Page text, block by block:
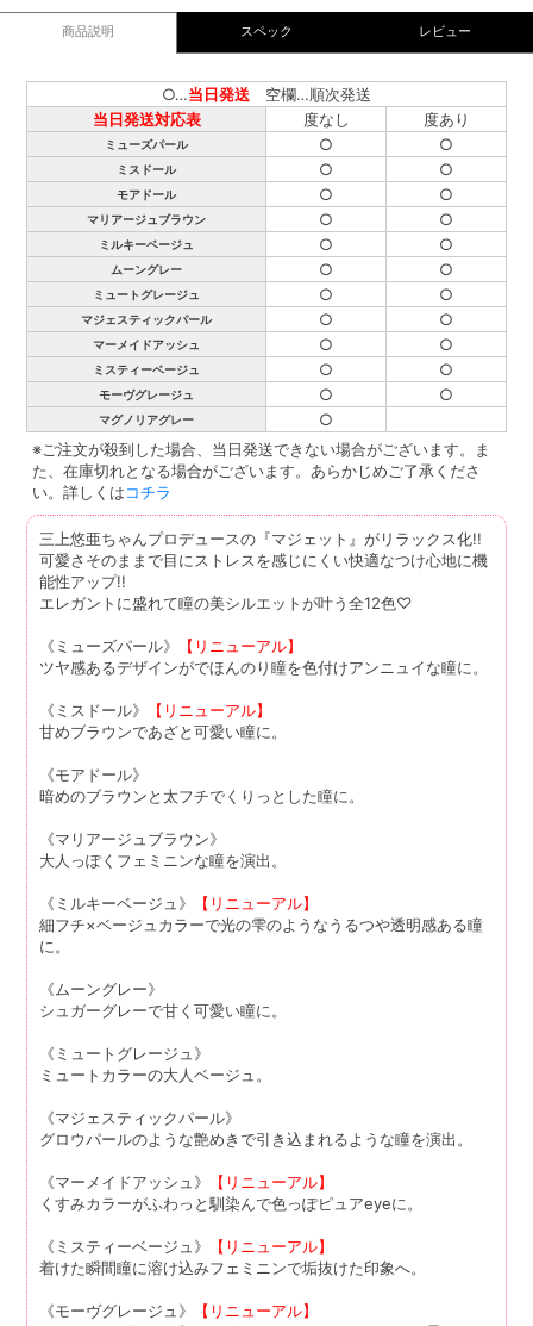
商品説明 スペック レビュー
○…当日発送 空欄…順次発送
当日発送対応表
度なし 度あり
ミューズパール ○ ○
ミスドール ○ ○
モアドール ○ ○
マリアージュブラウン ○ ○
ミルキーベージュ ○ ○
ムーングレー ○ ○
ミュートグレージュ ○ ○
マジェスティックパール ○ ○
マーメイドアッシュ ○ ○
ミスティーベージュ ○ ○
モーヴグレージュ ○ ○
マグノリアグレー
○
※ご注文が殺到した場合、当日発送できない場合がございます。ま
た、在庫切れとなる場合がございます。あらかじめご了承くださ
い。詳しくはコチラ
三上悠亜ちゃんプロデュースの『マジェット』がリラックス化!!
可愛さそのままで目にストレスを感じにくい快適なつけ心地に機
能性アップ!!
エレガントに盛れて瞳の美シルエットが叶う全12色♡
《ミューズパール》
【リニューアル】
ツヤ感あるデザインがでほんのり瞳を色付けアンニュイな瞳に。
《ミスドール》
【リニューアル】
甘めブラウンであざと可愛い瞳に。
《モアドール》
暗めのブラウンと太フチでくりっとした瞳に。
《マリアージュブラウン》
大人っぽくフェミニンな瞳を演出。
《ミルキーベージュ》
【リニューアル】
細フチ×ベージュカラーで光の雫のようなうるつや透明感ある瞳
に。
《ムーングレー》
シュガーグレーで甘く可愛い瞳に。
《ミュートグレージュ》
ミュートカラーの大人ベージュ。
《マジェスティックパール》
グロウパールのような艶めきで引き込まれるような瞳を演出。
《マーメイドアッシュ》
【リニューアル】
くすみカラーがふわっと馴染んで色っぽピュアeyeに。
《ミスティーベージュ》
【リニューアル】
着けた瞬間瞳に溶け込みフェミニンで垢抜けた印象へ。
《モーヴグレージュ》
【リニューアル】